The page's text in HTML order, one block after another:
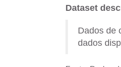
Dataset
Dados de
dados